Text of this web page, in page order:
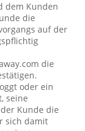
dem Kunden
die
auf der
die
oder ein
seine
Kunde die
sich damit